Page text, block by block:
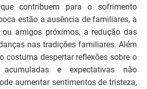
contribuem para o sofrimento
estão a ausência de familiares, a
amigos próximos, a redução das
nas tradições familiares. Além
costuma despertar reflexões sobre o
acumuladas e expectativas não
aumentar sentimentos de tristeza,